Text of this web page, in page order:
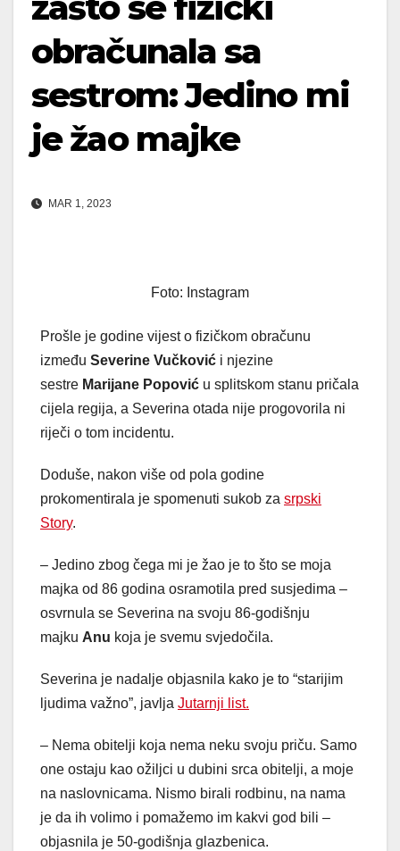
obračunala sa
sestrom: Jedino mi
je žao majke
MAR 1, 2023
Foto: Instagram
Prošle je godine vijest o fizičkom obračunu
između Severine Vučković i njezine
sestre Marijane Popović u splitskom stanu pričala
cijela regija, a Severina otada nije progovorila ni
riječi o tom incidentu.
Doduše, nakon više od pola godine
prokomentirala je spomenuti sukob za srpski
Story.
– Jedino zbog čega mi je žao je to što se moja
majka od 86 godina osramotila pred susjedima –
osvrnula se Severina na svoju 86-godišnju
majku Anu koja je svemu svjedočila.
Severina je nadalje objasnila kako je to “starijim
ljudima važno”, javlja Jutarnji list.
– Nema obitelji koja nema neku svoju priču. Samo
one ostaju kao ožiljci u dubini srca obitelji, a moje
na naslovnicama. Nismo birali rodbinu, na nama
je da ih volimo i pomažemo im kakvi god bili –
objasnila je 50-godišnja glazbenica.